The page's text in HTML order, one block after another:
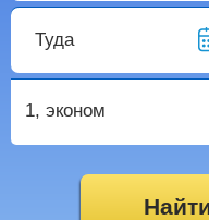
Туда
1, эконом